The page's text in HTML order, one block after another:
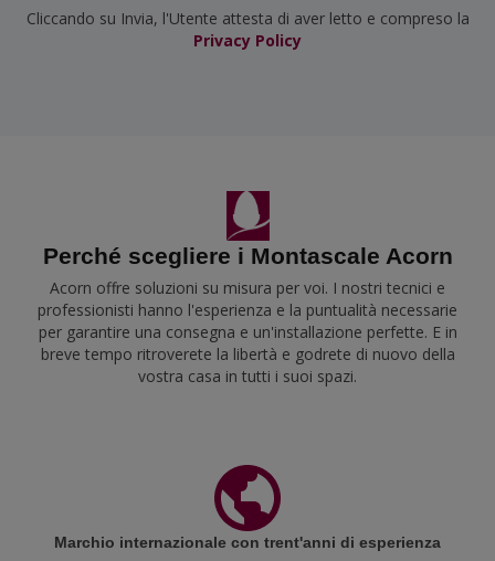
Cliccando su Invia, l'Utente attesta di aver letto e compreso la
Privacy Policy
Perché scegliere i Montascale Acorn
Acorn offre soluzioni su misura per voi. I nostri tecnici e
professionisti hanno l'esperienza e la puntualità necessarie
per garantire una consegna e un'installazione perfette. E in
breve tempo ritroverete la libertà e godrete di nuovo della
vostra casa in tutti i suoi spazi.
Marchio internazionale con trent'anni di esperienza